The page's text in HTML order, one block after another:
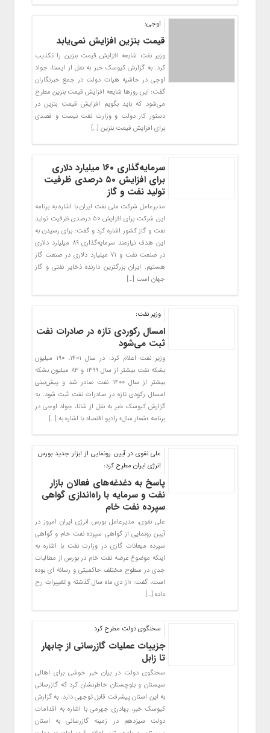
اوجی:
قیمت بنزین افزایش نمی‌یابد
وزیر نفت شایعه افزایش قیمت بنزین را تکذیب
کرد. به گزارش کیوسک خبر به نقل از ایسنا، جواد
اوجی در حاشیه هیات دولت در جمع خبرنگاران
گفت: این روزها شایعه افزایش قیمت بنزین مطرح
می‌شود که باید بگویم افزایش قیمت بنزین در
دستور کار دولت و وزارت نفت نیست و قصدی
برای افزایش قیمت بنزین […]
سرمایه‌گذاری ۱۶۰ میلیارد دلاری
برای افزایش ۵۰ درصدی ظرفیت
تولید نفت و گاز
مدیرعامل شرکت ملی نفت ایران با اشاره به برنامه
این شرکت برای افزایش ۵۰ درصدی ظرفیت تولید
نفت و گاز کشور اشاره کرد و گفت: برای رسیدن به
این هدف نیازمند سرمایه‌گذاری ۸۹ میلیارد دلاری
در صنعت نفت و ۷۱ میلیارد دلاری در صنعت گاز
هستیم. ایران بزرگترین دارنده ذخایر نفتی و گاز
جهان است […]
وزیر نفت:
امسال رکوردی تازه در صادرات نفت
ثبت می‌شود
وزیر نفت اعلام کرد: در سال ۱۴۰۱، ۱۹۰ میلیون
بشکه نفت بیشتر از سال ۱۳۹۹ و ۸۳ میلیون بشکه
بیشتر از سال ۱۴۰۰ نفت صادر شد و پیش‌بینی
امسال رکودی تازه در صادرات نفت ثبت شود. به
گزارش کیوسک خبر به نقل از شانا، جواد اوجی در
برنامه «شعار سال» رادیو اقتصاد با اشاره به […]
علی نقوی در آیین رونمایی از ابزار جدید بورس
انرژی ایران مطرح کرد:
پاسخ به دغدغه‌های فعالان بازار
نفت و سرمایه با راه‌‌اندازی گواهی
سپرده نفت خام
علی نقوی، مدیرعامل بورس انرژی ایران امروز در
آیین رونمایی از گواهی سپرده نفت خام و گواهی
سپرده میعانات گازی در وزارت نفت با اشاره به
اینکه موضوع عرضه نفت خام در بورس از مطالبات
جدی در سطوح مختلف حاکمیتی و رسانه ای بوده
است، گفت: «از دی ماه سال گذشته و تغییرات رخ
داده […]
سخنگوی دولت مطرح کرد
جزییات عملیات گازرسانی از چابهار
تا زابل
سخنگوی دولت در بیان خبر خوشی برای اهالی
سیستان و بلوچستان خاطرنشان کرد که گازرسانی
به این استان پیشرفت قابل توجهی دارد. به گزارش
کیوسک خبر، بهادری جهرمی با اشاره به اقدامات
دولت سیزدهم در زمینه گازرسانی به استان